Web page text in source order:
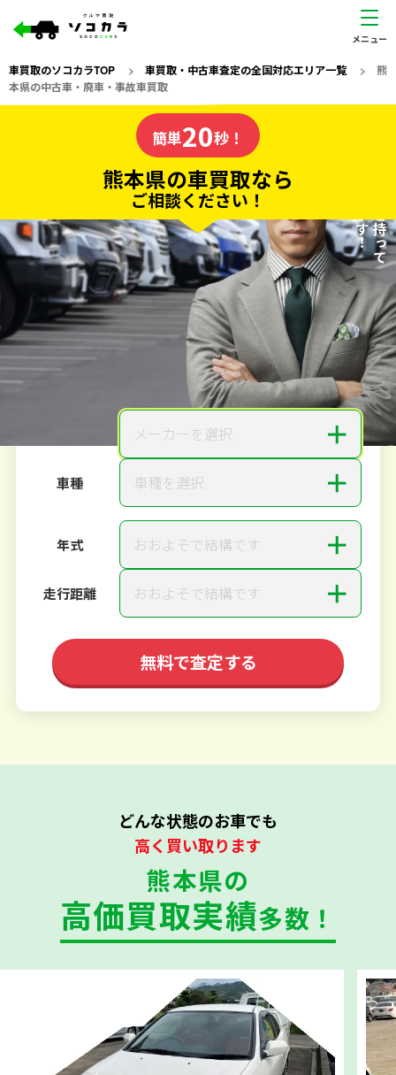
車買取のソコカラTOP > 車買取・中古車査定の全国対応エリア一覧> 熊
本県の中古車・廃車・事故車買取
の車買取なら
ソコカラの
電話か出張か、高い方の査定を提案。
だから高価買取!
私たちが責任を持って
査定いたします！
簡単20秒！
熊本県の車買取なら
ご相談ください！
20秒で入力完了！
無料で カンタンWeb査定
ご依頼いただいたお車を丁寧に査定いたします
メーカーを選択 ＋
車種 車種を選択 ＋
年式 おおよそで結構です ＋
走行距離 おおよそで結構です ＋
無料で査定する
どんな状態のお車でも
高く買い取ります
熊本県の
高価買取実績多数！